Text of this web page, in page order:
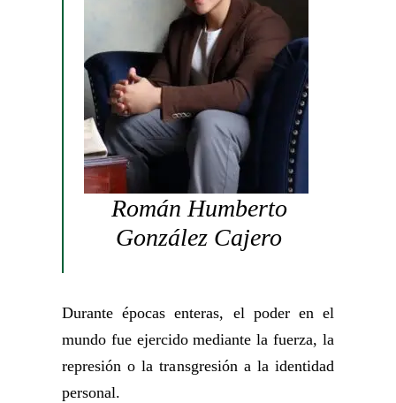
Román Humberto
González Cajero
Durante épocas enteras, el poder en el
mundo fue ejercido mediante la fuerza, la
represión o la transgresión a la identidad
personal.